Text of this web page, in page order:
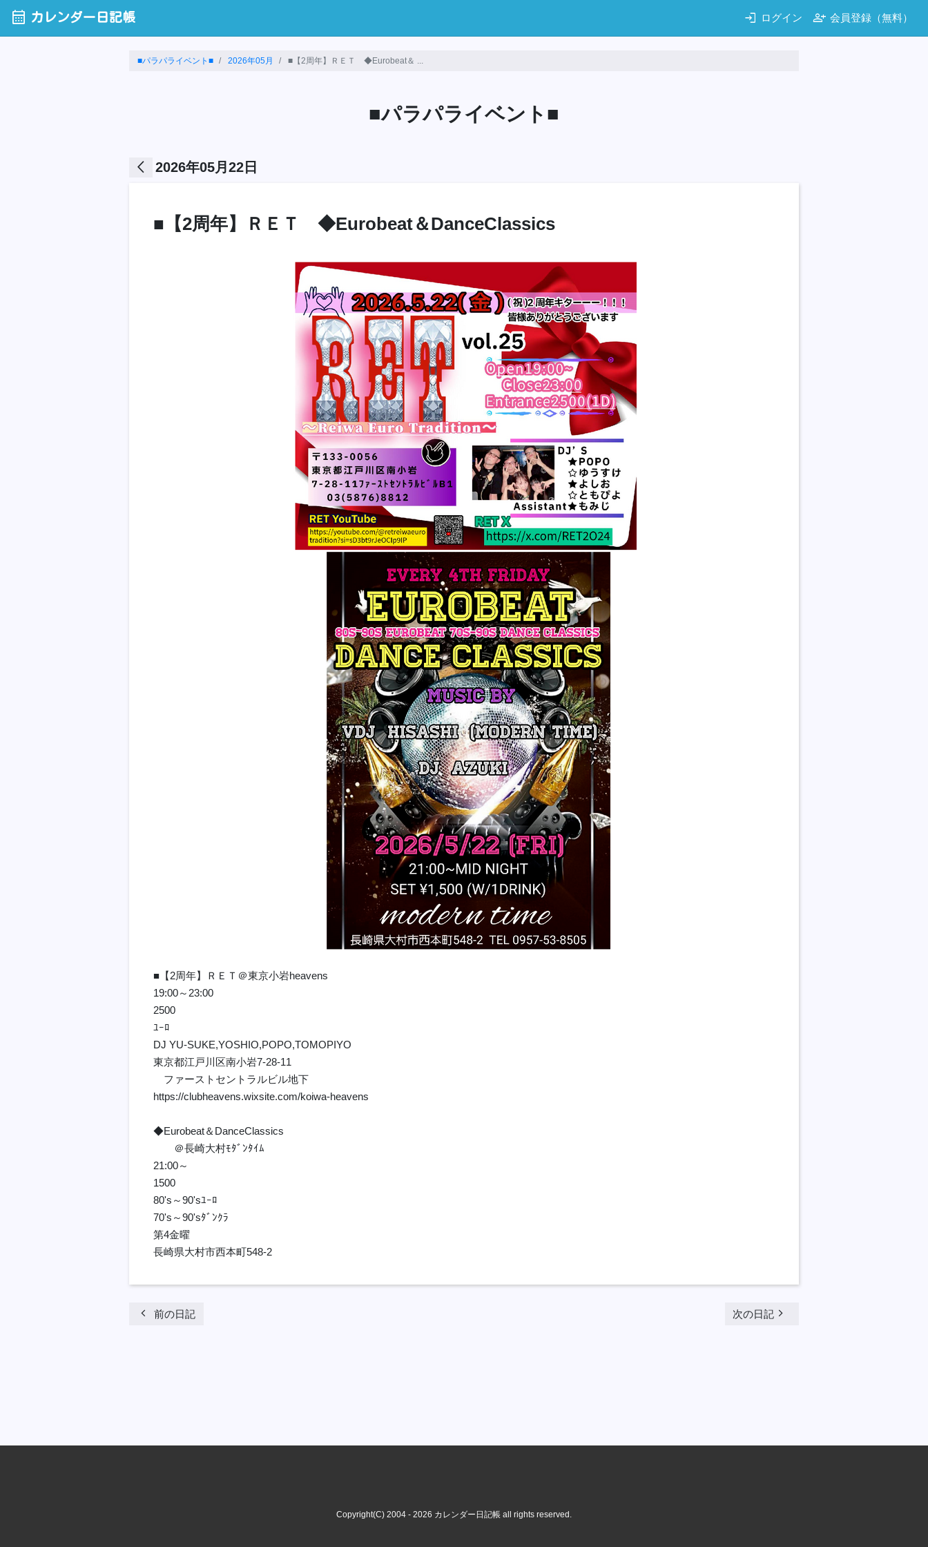
calendar_month カレンダー日記帳 login ログイン person_add 会員登録（無料）
■パラパライベント■ 2026年05月 ■【2周年】ＲＥＴ ◆Eurobeat＆ ...
■パラパライベント■
arrow_back_ios 2026年05月22日
■【2周年】ＲＥＴ ◆Eurobeat＆DanceClassics
■【2周年】ＲＥＴ＠東京小岩heavens
19:00～23:00
2500
ﾕｰﾛ
DJ YU-SUKE,YOSHIO,POPO,TOMOPIYO
東京都江戸川区南小岩7-28-11
ファーストセントラルビル地下
https://clubheavens.wixsite.com/koiwa-heavens
◆Eurobeat＆DanceClassics
＠長崎大村ﾓﾀﾞﾝﾀｲﾑ
21:00～
1500
80's～90'sﾕｰﾛ
70's～90'sﾀﾞﾝｸﾗ
第4金曜
長崎県大村市西本町548-2
chevron_left 前の日記 次の日記navigate_next
Copyright(C) 2004 - 2026 カレンダー日記帳all rights reserved.